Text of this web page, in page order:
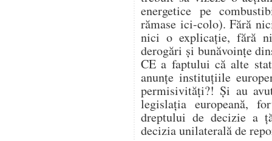
energetice pe
rămase ici-colo). Fără
nici o explicație, fără
derogări și bunăvoințe
CE a faptului că alte
anunțe instituțiile
permisivități?! Și au
legislația europeană,
dreptului de decizie a
decizia unilaterală de